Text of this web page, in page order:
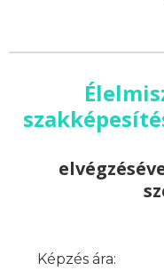
Képzés ára: